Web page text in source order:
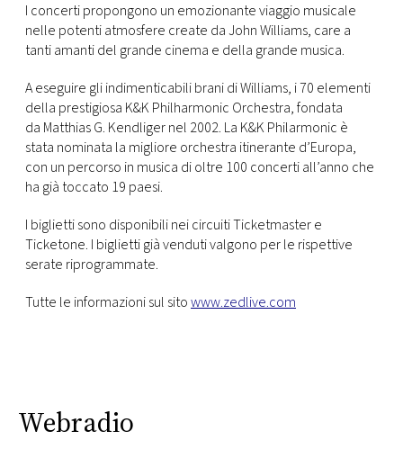
I concerti propongono un emozionante viaggio musicale
nelle potenti atmosfere create da John Williams, care a
tanti amanti del grande cinema e della grande musica.
A eseguire gli indimenticabili brani di Williams, i 70 elementi
della prestigiosa K&K Philharmonic Orchestra, fondata
da Matthias G. Kendliger nel 2002. La K&K Philarmonic è
stata nominata la migliore orchestra itinerante d’Europa,
con un percorso in musica di oltre 100 concerti all’anno che
ha già toccato 19 paesi.
I biglietti sono disponibili nei circuiti Ticketmaster e
Ticketone. I biglietti già venduti valgono per le rispettive
serate riprogrammate.
Tutte le informazioni sul sitowww.zedlive.com
Webradio